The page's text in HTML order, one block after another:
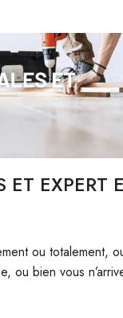
EXPERT
ou totalement,
ou bien vous